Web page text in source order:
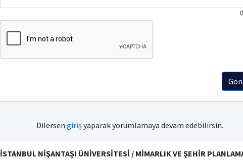
0
Dilersen girişyaparak yorumlamaya devam edebilirsin.
İSTANBUL NİŞANTAŞI ÜNİVERSİTESİ / MİMARLIK VE ŞEHİR